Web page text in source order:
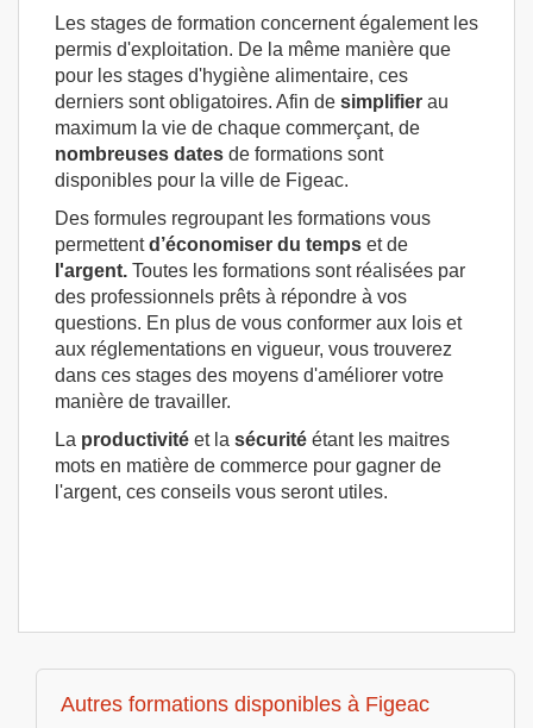
Les stages de formation concernent également les
permis d'exploitation. De la même manière que
pour les stages d'hygiène alimentaire, ces
derniers sont obligatoires. Afin de simplifier au
maximum la vie de chaque commerçant, de
nombreuses dates de formations sont
disponibles pour la ville de Figeac.
Des formules regroupant les formations vous
permettentd’économiser du temps et de
l'argent. Toutes les formations sont réalisées par
des professionnels prêts à répondre à vos
questions. En plus de vous conformer aux lois et
aux réglementations en vigueur, vous trouverez
dans ces stages des moyens d'améliorer votre
manière de travailler.
La productivité et la sécurité étant les maitres
mots en matière de commerce pour gagner de
l'argent, ces conseils vous seront utiles.
Autres formations disponibles à Figeac